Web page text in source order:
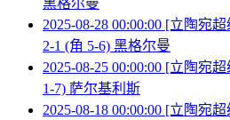
黑格尔曼
2025-08-28 00:00:00 [立陶宛
2-1 (角 5-6) 黑格尔曼
2025-08-25 00:00:00 [立陶宛
1-7) 萨尔基利斯
2025-08-18 00:00:00 [立陶宛